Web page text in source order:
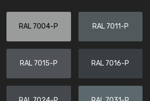
RAL 7004-P RAL 7011-P
RAL 7015-P RAL 7016-P